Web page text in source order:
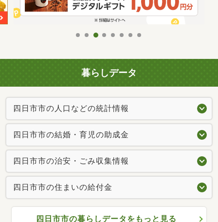
暮らしデータ
四日市市の人口などの統計情報
四日市市の結婚・育児の助成金
四日市市の治安・ごみ収集情報
四日市市の住まいの給付金
四日市市の暮らしデータをもっと見る